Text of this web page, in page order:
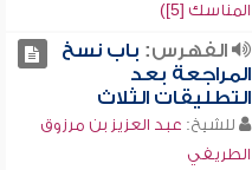
المناسك [5])
الفهرس: باب نسخ
المراجعة بعد
التطليقات الثلاث
للشيخ: عبد العزيز بن مرزوق
الطريفي